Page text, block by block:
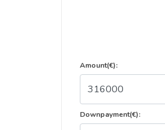
Amount(€):
Downpayment(€):